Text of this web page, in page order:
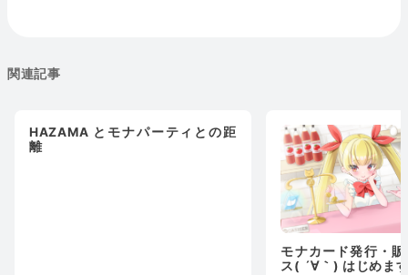
関連記事
HAZAMA とモナパーティとの距
離
モナカード発行・
ス( ´∀｀) はじめま